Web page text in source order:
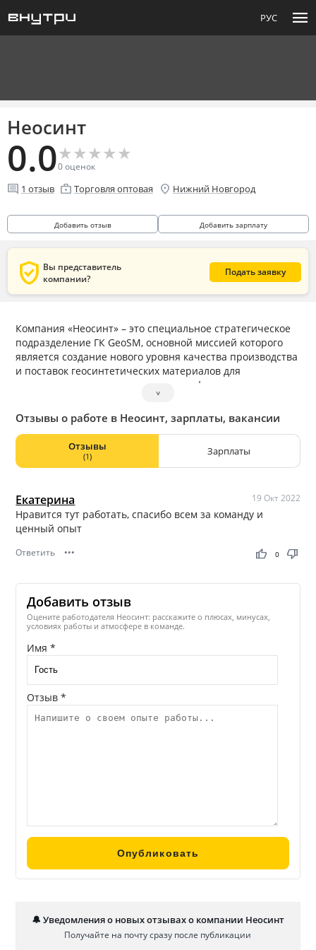
РУС menu
Неосинт
0.0★
★★
★★
★★
★★
★
0оценок
comment 1 отзыв enterprise Торговля оптовая location_on Нижний Новгород
Добавить отзыв Добавить зарплату
verified_user Вы представитель
компании?
Подать заявку
Компания «Неосинт» – это специальное стратегическое
подразделение ГК GeoSM, основной миссией которого
является создание нового уровня качества производства
и поставок геосинтетических материалов для
реализации различных проектов в сфере дорожного,
промышленного и гражданского строительства.
˅
Отзывы о работе в Неосинт, зарплаты, вакансии
Отзывы
(1) Зарплаты
Екатерина 19 Окт 2022
Нравится тут работать, спасибо всем за команду и
ценный опыт
Ответить ••• thumb_up thumb_down
0
Добавить отзыв
Оцените работодателя Неосинт: расскажите о плюсах, минусах,
условиях работы и атмосфере в команде.
Имя *
Отзыв *
🔔 Уведомления о новых отзывах о компании Неосинт
Получайте на почту сразу после публикации